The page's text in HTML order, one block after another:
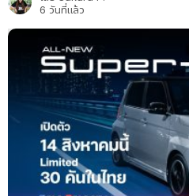
6 วันที่แล้ว